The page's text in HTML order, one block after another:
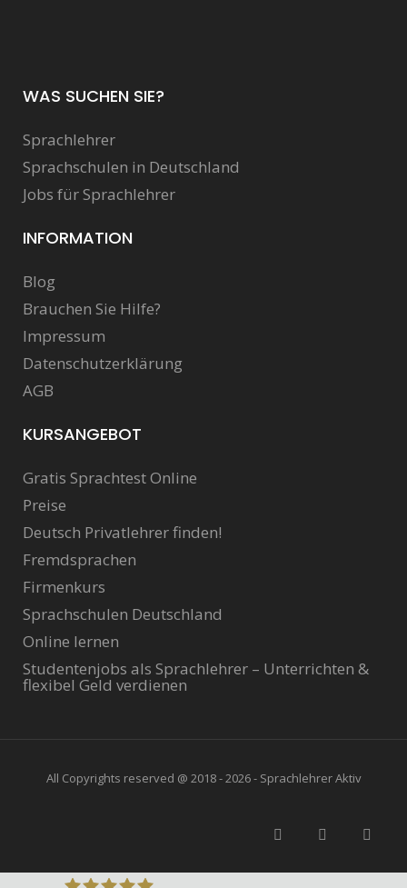
WAS SUCHEN SIE?
Sprachlehrer
Sprachschulen in Deutschland
Jobs für Sprachlehrer
INFORMATION
Blog
Brauchen Sie Hilfe?
Impressum
Datenschutzerklärung
AGB
KURSANGEBOT
Gratis Sprachtest Online
Preise
Deutsch Privatlehrer finden!
Fremdsprachen
Firmenkurs
Sprachschulen Deutschland
Online lernen
Studentenjobs als Sprachlehrer – Unterrichten &
flexibel Geld verdienen
All Copyrights reserved @ 2018 - 2026 - Sprachlehrer Aktiv